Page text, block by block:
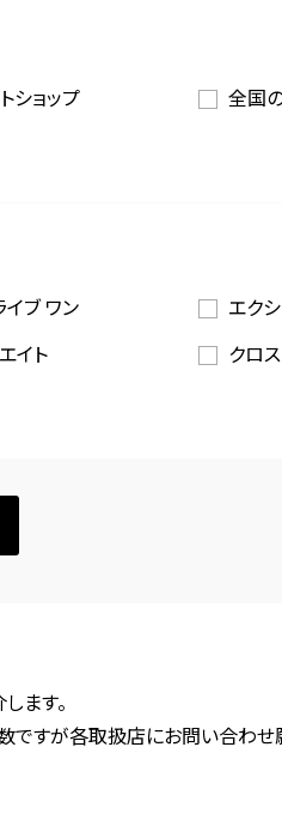
ショップ
全国
イブ ワン
エク
イト
クロ
ます。
ですが各取扱店にお問い合わせ